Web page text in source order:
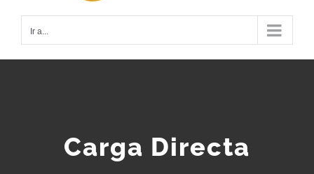
Ir a...
Carga Directa